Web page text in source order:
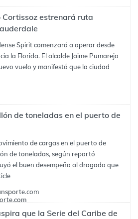
estrenará ruta
Spirit comenzará a operar desde
la Florida. El alcalde Jaime Pumarejo
vuelo y manifestó que la ciudad
de toneladas en el puerto de
de cargas en el puerto de
de toneladas, según reportó
el buen desempeño al dragado que
que la Serie del Caribe de